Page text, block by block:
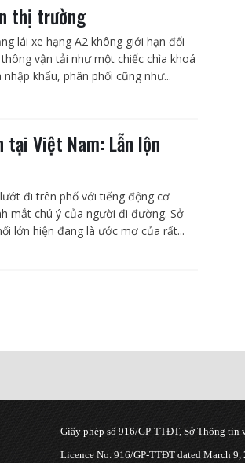
thị trường
lái xe hạng A2 không giới hạn đối
vận tải như một chiếc chìa khoá
khẩu, phân phối cũng như...
Việt Nam: Lẫn lộn
đi trên phố với tiếng động cơ
mắt chú ý của người đi đường. Sở
lớn hiện đang là ước mơ của rất...
Giấy phép số 916/GP-TTĐT, Sở Thông tin
Licence No. 916/GP-TTĐT dated March